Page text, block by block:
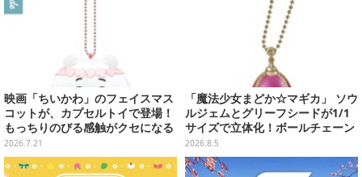
映画「ちいかわ」のフェイスマス
コットが、カプセルトイで登場！
もっちりのびる感触がクセになる
ハチワレ、セイレーンなど全5種
2026.7.21
「魔法少女まどか☆マギカ」 ソウ
ルジェムとグリーフシードが1/1
サイズで立体化！ボールチェーン
を外せばフィギュアとして飾れる
ガシャポン全6種
2026.8.5